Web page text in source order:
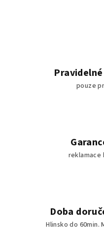
pouze
reklamace
Doba
Hlinsko do 60min.